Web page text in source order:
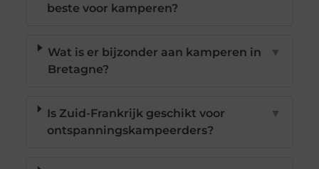
beste voor kamperen?
Wat is er bijzonder aan kamperen in
Bretagne?
▼
Is Zuid-Frankrijk geschikt voor
ontspanningskampeerders?
▼